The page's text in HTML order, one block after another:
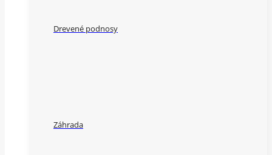
Drevené podnosy
Záhrada